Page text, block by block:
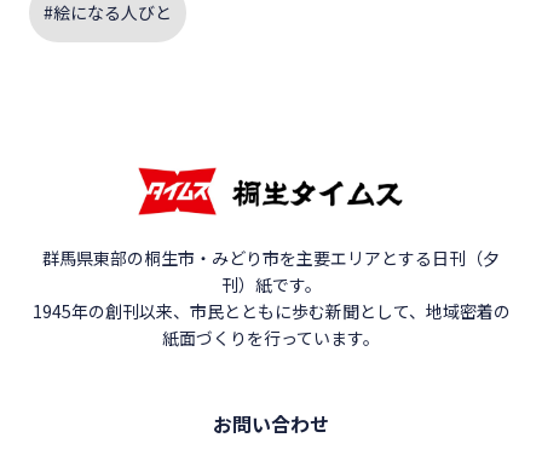
#絵になる人びと
群馬県東部の桐生市・みどり市を主要エリアとする日刊（夕
刊）紙です。
1945年の創刊以来、市民とともに歩む新聞として、地域密着の
紙面づくりを行っています。
お問い合わせ